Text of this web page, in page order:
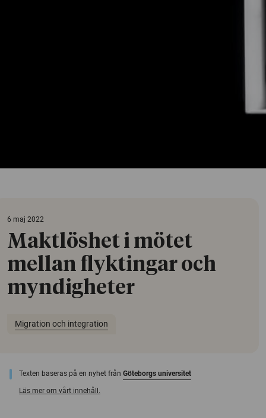
6 maj 2022
Maktlöshet i mötet
mellan flyktingar och
myndigheter
Migration och integration
Texten baseras på en nyhet från Göteborgs universitet
Läs mer om vårt innehåll.